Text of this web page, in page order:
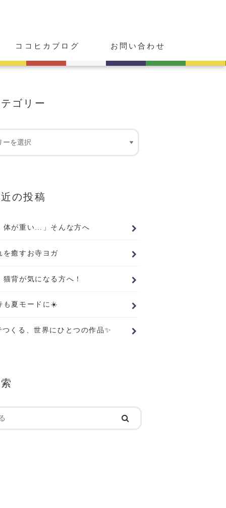
ココヒカブログ お問い合わせ
ゴリー
の投稿
体が重い…」そんな方へ
を癒すお寺ヨガ
猫背が気になる方へ！
も夏モードに☀️
つくる、世界にひとつの作品✨